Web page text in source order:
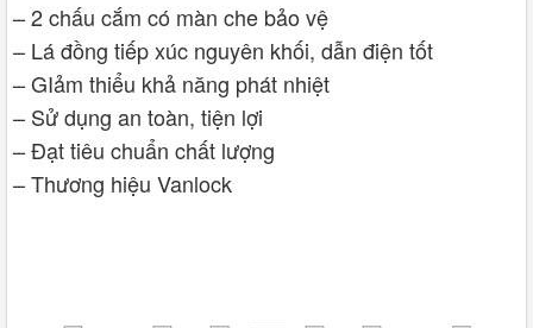
– 2 chấu cắm có màn che bảo vệ
– Lá đồng tiếp xúc nguyên khối, dẫn điện tốt
– GIảm thiểu khả năng phát nhiệt
– Sử dụng an toàn, tiện lợi
– Đạt tiêu chuẩn chất lượng
– Thương hiệu Vanlock